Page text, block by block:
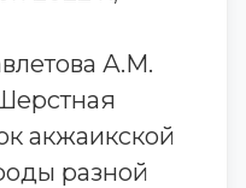
А.М.
акжаикской
разной